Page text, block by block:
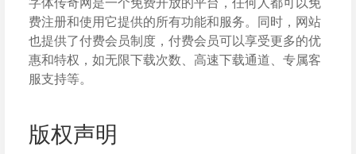
费注册和使用它提供的所有功能和服务。同时，网站
也提供了付费会员制度，付费会员可以享受更多的优
惠和特权，如无限下载次数、高速下载通道、专属客
服支持等。
版权声明